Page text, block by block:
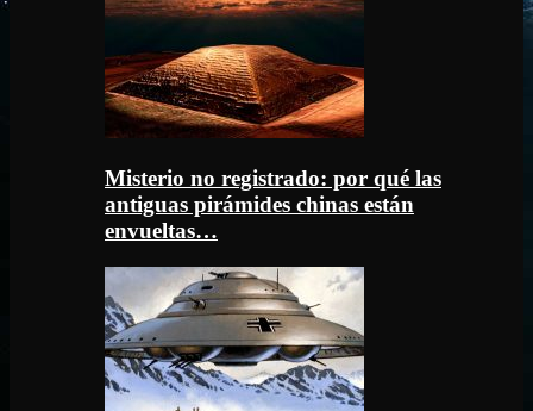
Misterio no registrado: por qué las
antiguas pirámides chinas están
envueltas…